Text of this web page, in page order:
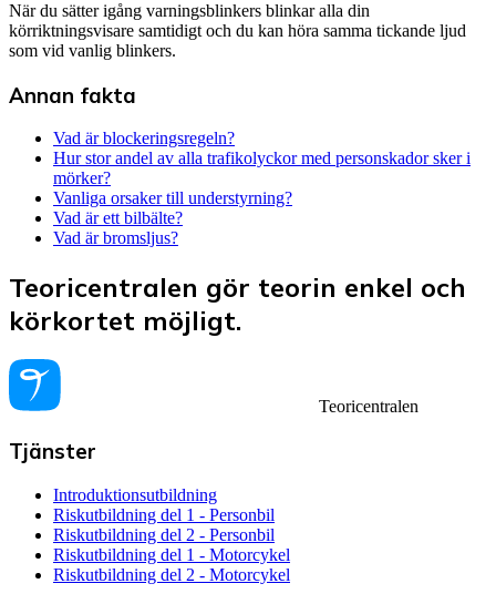
När du sätter igång varningsblinkers blinkar alla din
körriktningsvisare samtidigt och du kan höra samma tickande ljud
som vid vanlig blinkers.
Annan fakta
Vad är blockeringsregeln?
Hur stor andel av alla trafikolyckor med personskador sker i
mörker?
Vanliga orsaker till understyrning?
Vad är ett bilbälte?
Vad är bromsljus?
Teoricentralen gör teorin enkel och
körkortet möjligt.
Teoricentralen
Tjänster
Introduktionsutbildning
Riskutbildning del 1 - Personbil
Riskutbildning del 2 - Personbil
Riskutbildning del 1 - Motorcykel
Riskutbildning del 2 - Motorcykel